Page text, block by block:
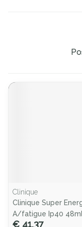
Clinique
Clinique Super
A/fatigue Ip40
€ 41,37